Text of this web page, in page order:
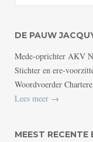
DE PAUW
Mede-oprichter AKV
Stichter en ere-
Woordvoerder
Lees meer →
MEEST RECENTE